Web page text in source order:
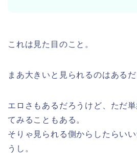
これは見た目のこと。
まあ大きいと見られるのはあるだ
エロさもあるだろうけど、ただ
てみることもある。
そりゃ見られる側からしたらい
うし。